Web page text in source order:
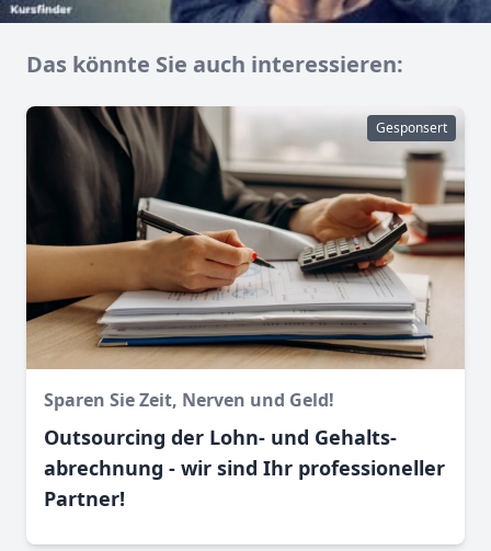
Das könnte Sie auch interessieren:
Gesponsert
Sparen Sie Zeit, Nerven und Geld!
Outsourcing der Lohn- und Gehalts­
abrechnung - wir sind Ihr professioneller
Partner!